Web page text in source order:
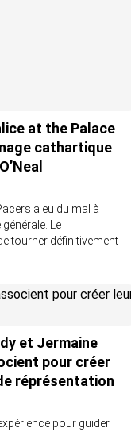
at the Palace
cathartique
a eu du mal à
Le
tourner définitivement
et Jermaine
pour créer
réprésentation
pour guider